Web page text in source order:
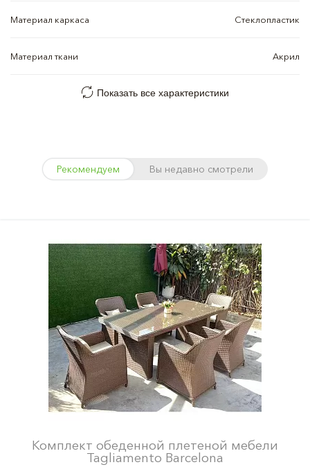
Материал каркаса Стеклопластик
Материал ткани Акрил
Показать все характеристики
Рекомендуем Вы недавно смотрели
Комплект обеденной плетеной мебели
Tagliamento Barcelona